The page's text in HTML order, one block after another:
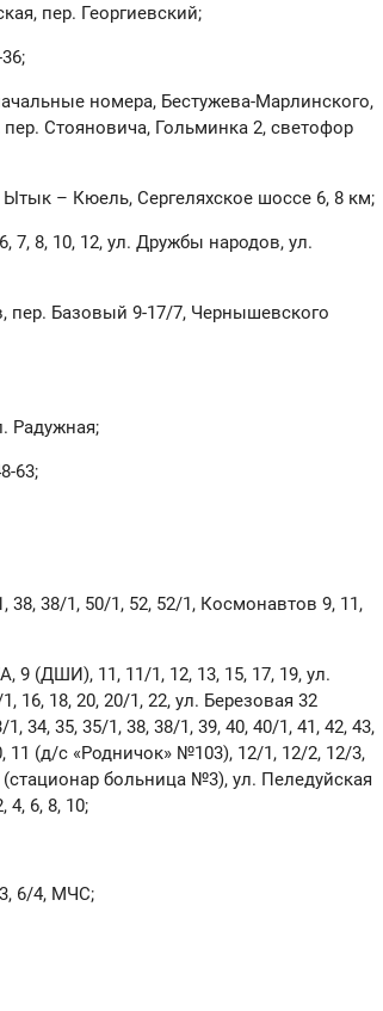
пер. Георгиевский;
номера, Бестужева-Марлинского,
Стояновича, Гольминка 2, светофор
– Кюель, Сергеляхское шоссе 6, 8 км;
8, 10, 12, ул. Дружбы народов, ул.
пер. Базовый 9-17/7, Чернышевского
Радужная;
63;
38, 38/1, 50/1, 52, 52/1, Космонавтов 9, 11,
9 (ДШИ), 11, 11/1, 12, 13, 15, 17, 19, ул.
16, 18, 20, 20/1, 22, ул. Березовая 32
34, 35, 35/1, 38, 38/1, 39, 40, 40/1, 41, 42, 43,
11 (д/с «Родничок» №103), 12/1, 12/2, 12/3,
(стационар больница №3), ул. Пеледуйская
4, 6, 8, 10;
6/4, МЧС;